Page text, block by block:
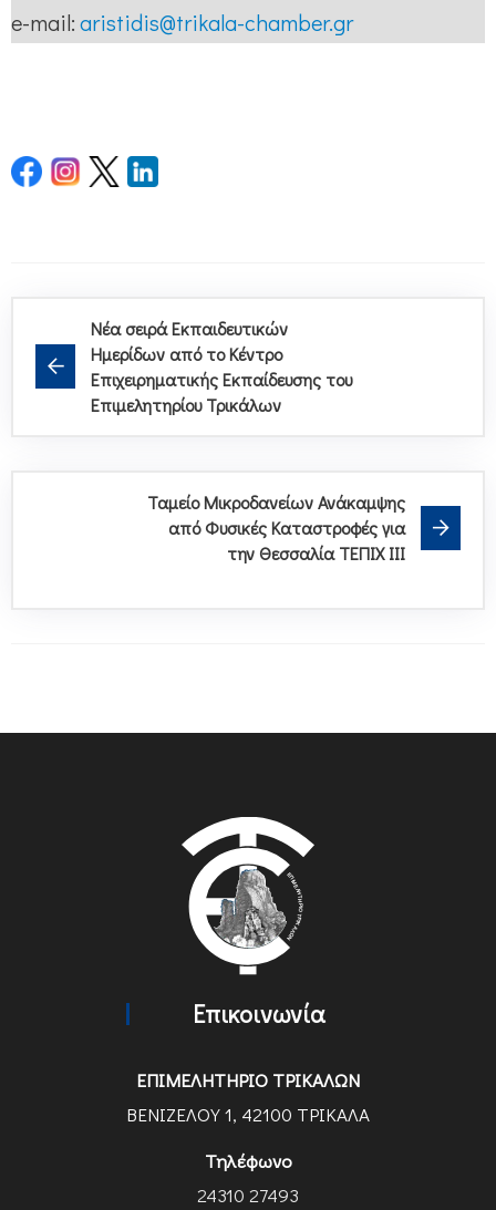
e-mail:aristidis@trikala-chamber.gr
Νέα σειρά Eκπαιδευτικών
Hμερίδων από το Κέντρο
Επιχειρηματικής Εκπαίδευσης του
Επιμελητηρίου Τρικάλων
Ταμείο Μικροδανείων Ανάκαμψης
από Φυσικές Καταστροφές για
την Θεσσαλία ΤΕΠΙΧ ΙΙΙ
Επικοινωνία
ΕΠΙΜΕΛΗΤΗΡΙΟ ΤΡΙΚΑΛΩΝ
ΒΕΝΙΖΕΛΟΥ 1, 42100 ΤΡΙΚΑΛΑ
Τηλέφωνο
24310 27493